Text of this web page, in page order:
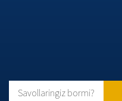
Savollaringiz bormi?